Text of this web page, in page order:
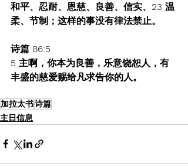
和平、忍耐、恩慈、良善、信实、23 温
柔、节制；这样的事没有律法禁止。
诗篇 86:5 ‬
5 主啊，你本为良善，乐意饶恕人，有
丰盛的慈爱赐给凡求告你的人。
加拉太书诗篇
主日信息